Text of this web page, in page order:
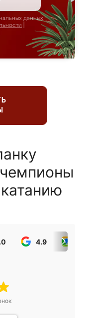
данных
4.9